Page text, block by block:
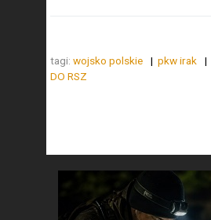
tagi: wojsko polskie pkw irak
DO RSZ